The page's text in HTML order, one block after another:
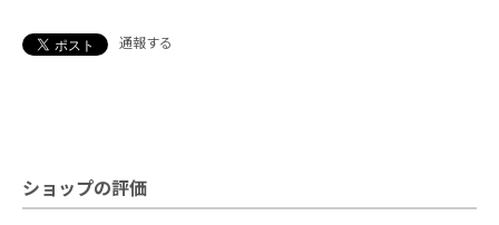
通報する
ショップの評価